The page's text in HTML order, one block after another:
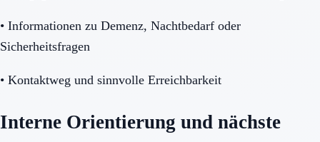
• Informationen zu Demenz, Nachtbedarf oder
Sicherheitsfragen
• Kontaktweg und sinnvolle Erreichbarkeit
Interne Orientierung und nächste